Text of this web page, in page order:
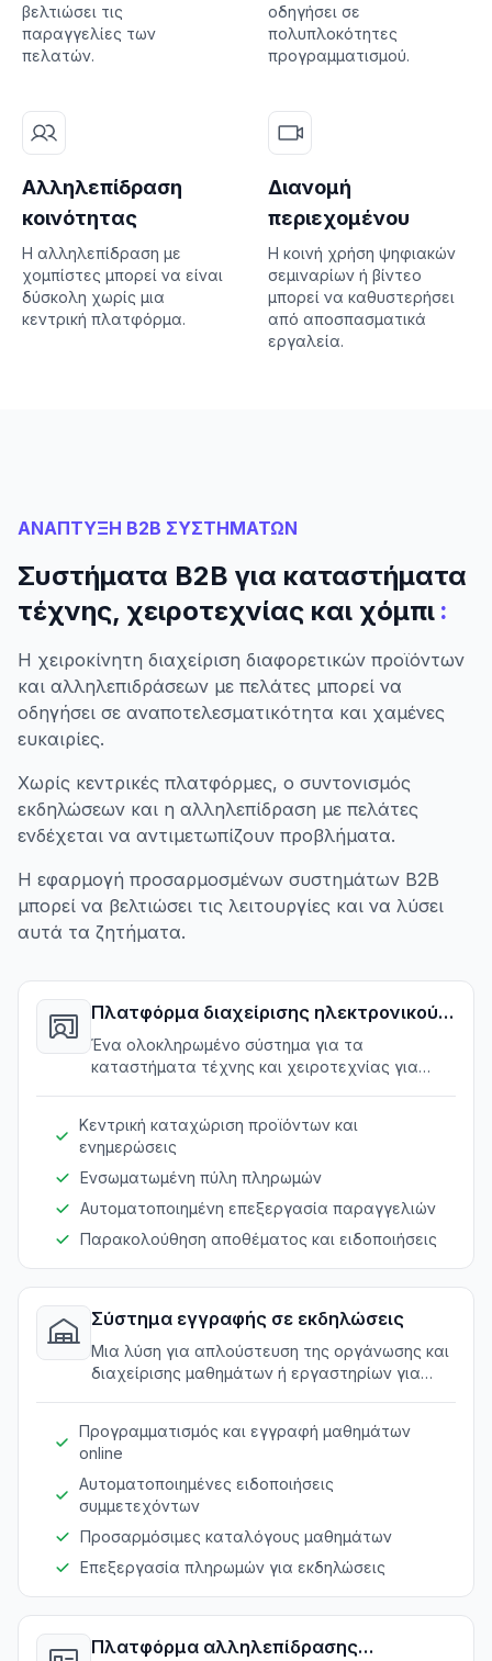
βελτιώσει τις
παραγγελίες των
πελατών.
οδηγήσει σε
πολυπλοκότητες
προγραμματισμού.
Αλληλεπίδραση
κοινότητας
Η αλληλεπίδραση με
χομπίστες μπορεί να είναι
δύσκολη χωρίς μια
κεντρική πλατφόρμα.
Διανομή
περιεχομένου
Η κοινή χρήση ψηφιακών
σεμιναρίων ή βίντεο
μπορεί να καθυστερήσει
από αποσπασματικά
εργαλεία.
ΑΝΑΠΤΥΞΗ B2B ΣΥΣΤΗΜΑΤΩΝ
Συστήματα B2B για καταστήματα
τέχνης, χειροτεχνίας και χόμπι :
Η χειροκίνητη διαχείριση διαφορετικών προϊόντων
και αλληλεπιδράσεων με πελάτες μπορεί να
οδηγήσει σε αναποτελεσματικότητα και χαμένες
ευκαιρίες.
Χωρίς κεντρικές πλατφόρμες, ο συντονισμός
εκδηλώσεων και η αλληλεπίδραση με πελάτες
ενδέχεται να αντιμετωπίζουν προβλήματα.
Η εφαρμογή προσαρμοσμένων συστημάτων B2B
μπορεί να βελτιώσει τις λειτουργίες και να λύσει
αυτά τα ζητήματα.
Πλατφόρμα διαχείρισης ηλεκτρονικού
εμπορίου
Ένα ολοκληρωμένο σύστημα για τα
καταστήματα τέχνης και χειροτεχνίας για
Κεντρική καταχώριση προϊόντων και
ενημερώσεις
Ενσωματωμένη πύλη πληρωμών
Αυτοματοποιημένη επεξεργασία παραγγελιών
Παρακολούθηση αποθέματος και ειδοποιήσεις
Σύστημα εγγραφής σε εκδηλώσεις
Μια λύση για απλούστευση της οργάνωσης και
διαχείρισης μαθημάτων ή εργαστηρίων για
Προγραμματισμός και εγγραφή μαθημάτων
online
Αυτοματοποιημένες ειδοποιήσεις
συμμετεχόντων
Προσαρμόσιμες καταλόγους μαθημάτων
Επεξεργασία πληρωμών για εκδηλώσεις
Πλατφόρμα αλληλεπίδρασης